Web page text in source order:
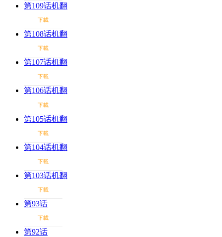
第109话机翻
下載
第108话机翻
下載
第107话机翻
下載
第106话机翻
下載
第105话机翻
下載
第104话机翻
下載
第103话机翻
下載
第93话
下載
第92话